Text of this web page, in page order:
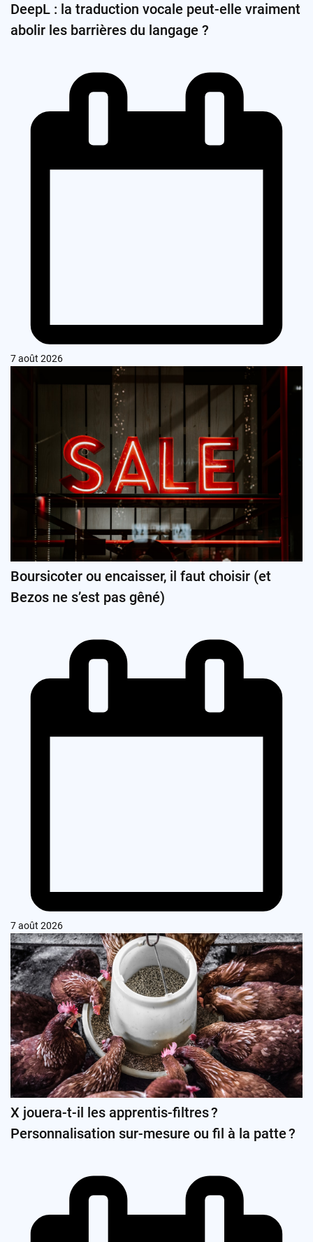
DeepL : la traduction vocale peut-elle vraiment
abolir les barrières du langage ?
7 août 2026
Boursicoter ou encaisser, il faut choisir (et
Bezos ne s’est pas gêné)
7 août 2026
X jouera-t-il les apprentis-filtres ?
Personnalisation sur-mesure ou fil à la patte ?